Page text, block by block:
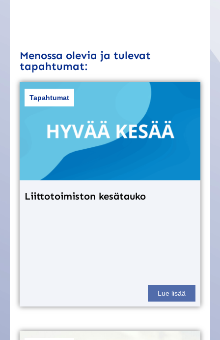
Menossa olevia ja tulevat
tapahtumat:
Tapahtumat
Liittotoimiston kesätauko
Lue lisää